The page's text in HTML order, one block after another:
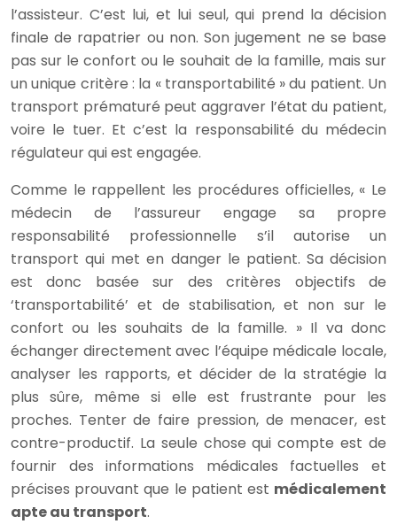
l’assisteur. C’est lui, et lui seul, qui prend la décision
finale de rapatrier ou non. Son jugement ne se base
pas sur le confort ou le souhait de la famille, mais sur
un unique critère : la « transportabilité » du patient. Un
transport prématuré peut aggraver l’état du patient,
voire le tuer. Et c’est la responsabilité du médecin
régulateur qui est engagée.
Comme le rappellent les procédures officielles, « Le
médecin de l’assureur engage sa propre
responsabilité professionnelle s’il autorise un
transport qui met en danger le patient. Sa décision
est donc basée sur des critères objectifs de
‘transportabilité’ et de stabilisation, et non sur le
confort ou les souhaits de la famille. » Il va donc
échanger directement avec l’équipe médicale locale,
analyser les rapports, et décider de la stratégie la
plus sûre, même si elle est frustrante pour les
proches. Tenter de faire pression, de menacer, est
contre-productif. La seule chose qui compte est de
fournir des informations médicales factuelles et
précises prouvant que le patient est médicalement
apte au transport.